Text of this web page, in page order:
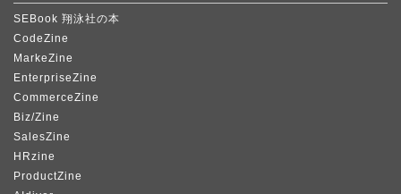
SEBook 翔泳社の本
CodeZine
MarkeZine
EnterpriseZine
CommerceZine
Biz/Zine
SalesZine
HRzine
ProductZine